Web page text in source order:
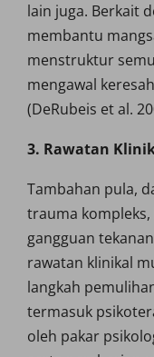
lain juga. Berkait
membantu
menstruktur
mengawal
(DeRubeis et al.
3. Rawatan
Tambahan pula,
trauma
gangguan
rawatan klinikal
langkah
termasuk
oleh pakar